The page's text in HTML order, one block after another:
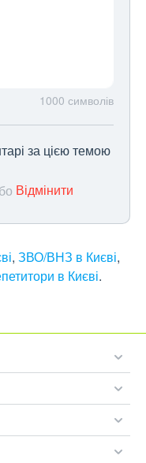
1000 символів
за цією темою
Відмінити
, ЗВО/ВНЗ в Києві,
в Києві.